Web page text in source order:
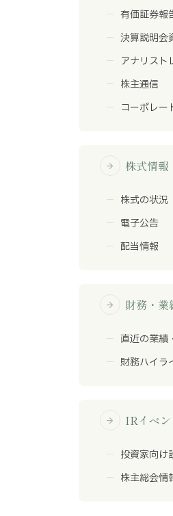
有価証券報
決算説明会
アナリスト
株主通信
コーポレー
arrow_forward 株式情報
株式の状況
電子公告
配当情報
arrow_forward 財務・業
直近の業績
財務ハイラ
arrow_forward IRイベン
投資家向け
株主総会情